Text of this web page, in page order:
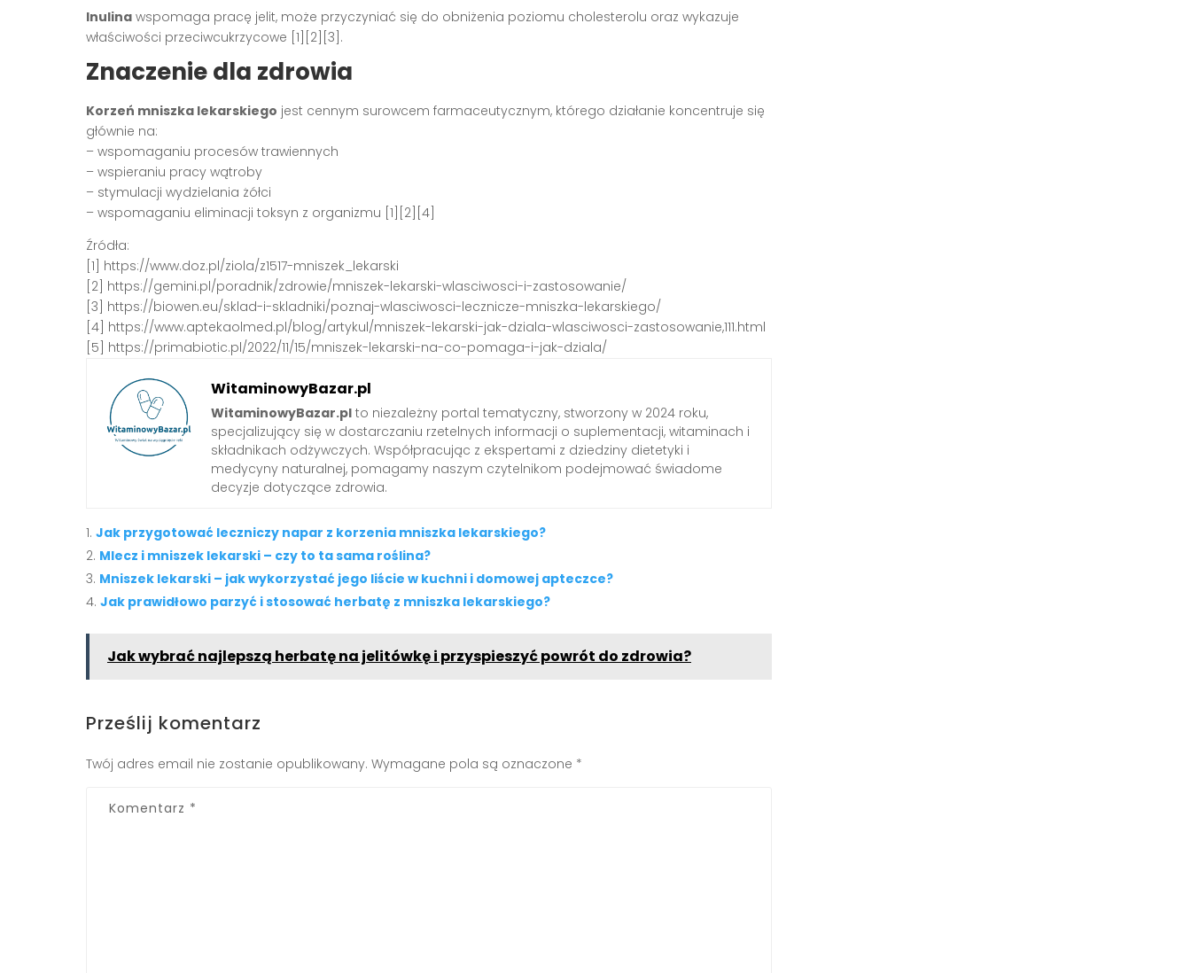
Inulina wspomaga pracę jelit, może przyczyniać się do obniżenia poziomu cholesterolu oraz wykazuje
właściwości przeciwcukrzycowe [1][2][3].
Znaczenie dla zdrowia
Korzeń mniszka lekarskiego jest cennym surowcem farmaceutycznym, którego działanie koncentruje się
głównie na:
– wspomaganiu procesów trawiennych
– wspieraniu pracy wątroby
– stymulacji wydzielania żółci
– wspomaganiu eliminacji toksyn z organizmu [1][2][4]
Źródła:
[1] https://www.doz.pl/ziola/z1517-mniszek_lekarski
[2] https://gemini.pl/poradnik/zdrowie/mniszek-lekarski-wlasciwosci-i-zastosowanie/
[3] https://biowen.eu/sklad-i-skladniki/poznaj-wlasciwosci-lecznicze-mniszka-lekarskiego/
[4] https://www.aptekaolmed.pl/blog/artykul/mniszek-lekarski-jak-dziala-wlasciwosci-zastosowanie,111.html
[5] https://primabiotic.pl/2022/11/15/mniszek-lekarski-na-co-pomaga-i-jak-dziala/
WitaminowyBazar.pl
WitaminowyBazar.pl to niezależny portal tematyczny, stworzony w 2024 roku,
specjalizujący się w dostarczaniu rzetelnych informacji o suplementacji, witaminach i
składnikach odżywczych. Współpracując z ekspertami z dziedziny dietetyki i
medycyny naturalnej, pomagamy naszym czytelnikom podejmować świadome
decyzje dotyczące zdrowia.
Jak przygotować leczniczy napar z korzenia mniszka lekarskiego?
Mlecz i mniszek lekarski – czy to ta sama roślina?
Mniszek lekarski – jak wykorzystać jego liście w kuchni i domowej apteczce?
Jak prawidłowo parzyć i stosować herbatę z mniszka lekarskiego?
Jak wybrać najlepszą herbatę na jelitówkę i przyspieszyć powrót do zdrowia?
Prześlij komentarz
Twój adres email nie zostanie opublikowany. Wymagane pola są oznaczone *